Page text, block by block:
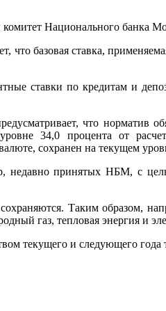
Национального банка
что базовая ставка,
ставки по кредитам и
что норматив
34,0 процента от
сохранен на текущем
принятых НБМ, с
Таким образом,
газ, тепловая энергия и
текущего и следующего года